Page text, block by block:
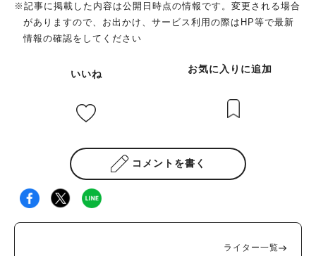
※記事に掲載した内容は公開日時点の情報です。変更される場合
がありますので、お出かけ、サービス利用の際はHP等で最新
情報の確認をしてください
いいね お気に入りに追加
コメントを書く
ライター一覧